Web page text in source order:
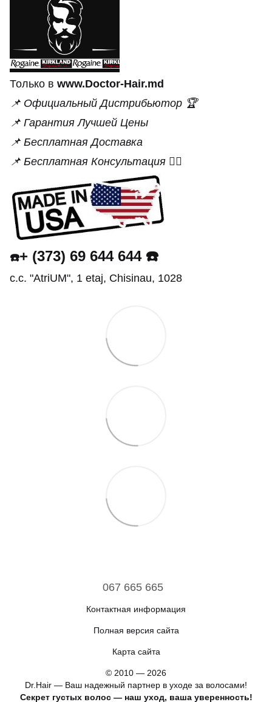
Только в www.Doctor-Hair.md
📌 Официальный Дистрибьютор 🏆
📌 Гарантия Лучшей Цены
📌 Бесплатная Доставка
📌 Бесплатная Консультация 👨‍⚕️
☎️+ (373) 69 644 644 ☎️
c.c. "AtriUM", 1 etaj, Chisinau, 1028
067 665 665
Контактная информация
Полная версия сайта
Карта сайта
© 2010 — 2026
Dr.Hair — Ваш надежный партнер в уходе за волосами!
Секрет густых волос — наш уход, ваша уверенность!